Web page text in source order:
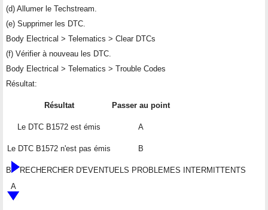
(d) Allumer le Techstream.
(e) Supprimer les DTC.
Body Electrical > Telematics > Clear DTCs
(f) Vérifier à nouveau les DTC.
Body Electrical > Telematics > Trouble Codes
Résultat:
Résultat Passer au point
Le DTC B1572 est émis A
Le DTC B1572 n'est pas émis B
B
RECHERCHER D'EVENTUELS PROBLEMES INTERMITTENTS
A